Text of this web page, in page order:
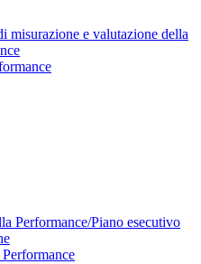
misurazione e valutazione della
Performance/Piano esecutivo